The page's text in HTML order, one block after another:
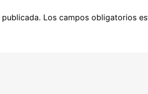
Los campos obligatorios